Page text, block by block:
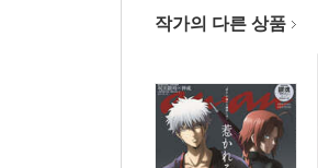
작가의 다른 상품